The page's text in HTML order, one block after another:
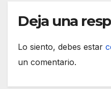
Deja una
Lo siento, debes estar
un comentario.